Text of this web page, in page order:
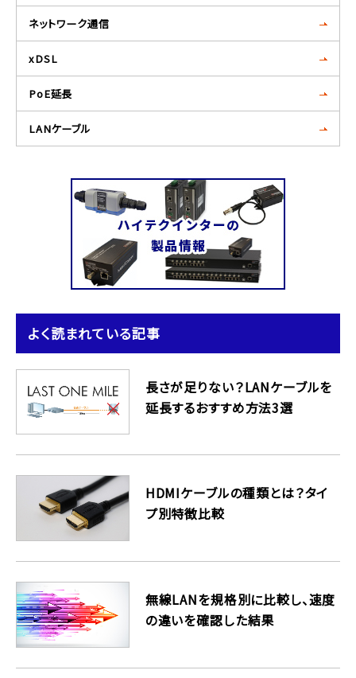
ネットワーク通信
xDSL
PoE延長
LANケーブル
よく読まれている記事
長さが足りない？LANケーブルを
延長するおすすめ方法3選
HDMIケーブルの種類とは？タイ
プ別特徴比較
無線LANを規格別に比較し、速度
の違いを確認した結果